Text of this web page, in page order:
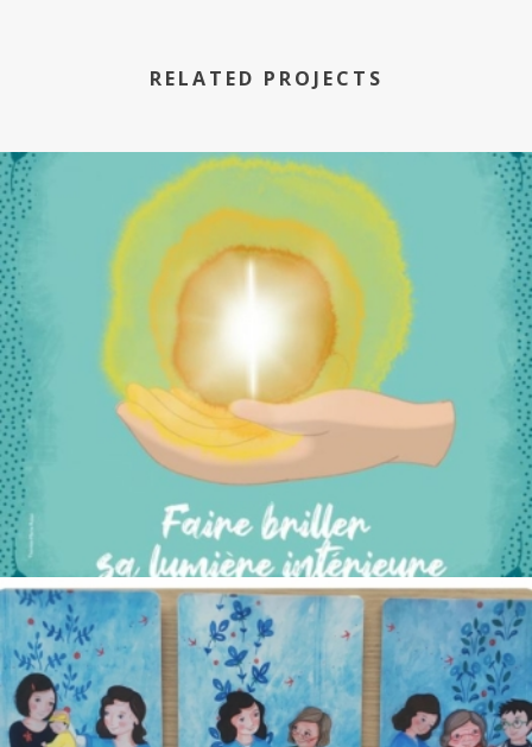
RELATED PROJECTS